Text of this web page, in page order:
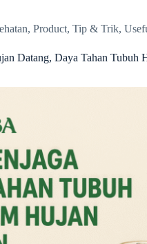
, Product, Tip & Trik,
Datang, Daya Tahan Tubuh